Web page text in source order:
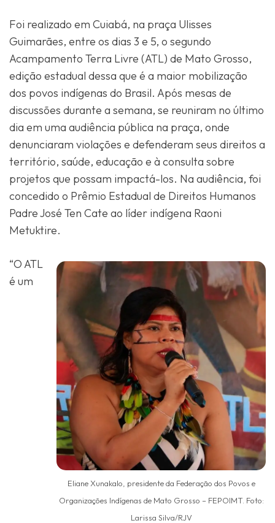
Foi realizado em Cuiabá, na praça Ulisses
Guimarães, entre os dias 3 e 5, o segundo
Acampamento Terra Livre (ATL) de Mato Grosso,
edição estadual dessa que é a maior mobilização
dos povos indígenas do Brasil. Após mesas de
discussões durante a semana, se reuniram no último
dia em uma audiência pública na praça, onde
denunciaram violações e defenderam seus direitos a
território, saúde, educação e à consulta sobre
projetos que possam impactá-los. Na audiência, foi
concedido o Prêmio Estadual de Direitos Humanos
Padre José Ten Cate ao líder indígena Raoni
Metuktire.
Eliane Xunakalo, presidente da Federação dos Povos e
Organizações Indígenas de Mato Grosso – FEPOIMT. Foto:
Larissa Silva/RJV
“O ATL
é um